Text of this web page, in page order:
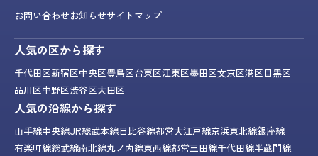
お問い合わせお知らせサイトマップ
人気の区から探す
千代田区新宿区中央区豊島区台東区江東区墨田区文京区港区目黒区
品川区中野区渋谷区大田区
人気の沿線から探す
山手線中央線JR総武本線日比谷線都営大江戸線京浜東北線銀座線
有楽町線総武線南北線丸ノ内線東西線都営三田線千代田線半蔵門線